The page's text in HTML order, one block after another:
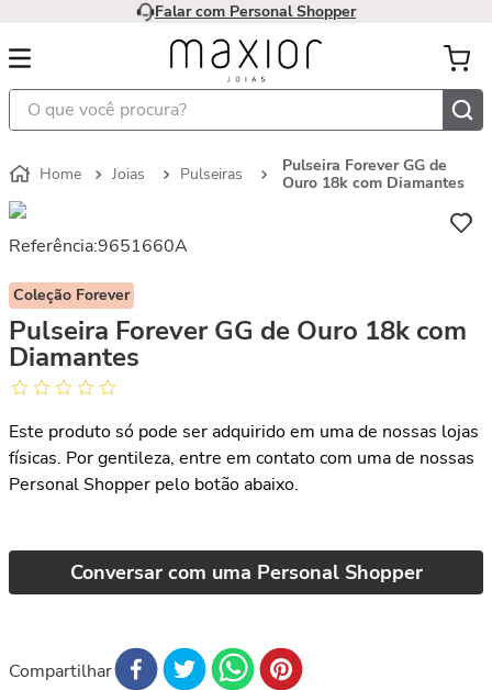
Falar com Personal Shopper
O que você procura?
Joias Pulseiras
Pulseira Forever GG de
Ouro 18k com Diamantes
Referência:9651660A
Coleção Forever
Pulseira Forever GG de Ouro 18k com
Diamantes
Este produto só pode ser adquirido em uma de nossas lojas
físicas. Por gentileza, entre em contato com uma de nossas
Personal Shopper pelo botão abaixo.
Conversar com uma Personal Shopper
Compartilhar